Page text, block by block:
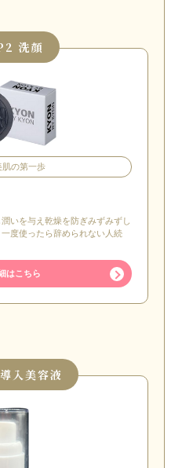
2 洗顔
肌の第一歩
いを与え乾燥を防ぎみずみずし
度使ったら辞められない人続
はこちら
入美容液